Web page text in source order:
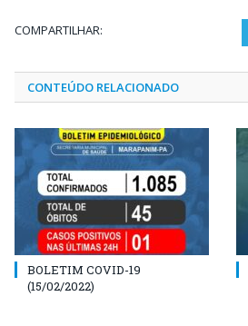
COMPARTILHAR:
CONTEÚDO RELACIONADO
BOLETIM COVID-19
(15/02/2022)